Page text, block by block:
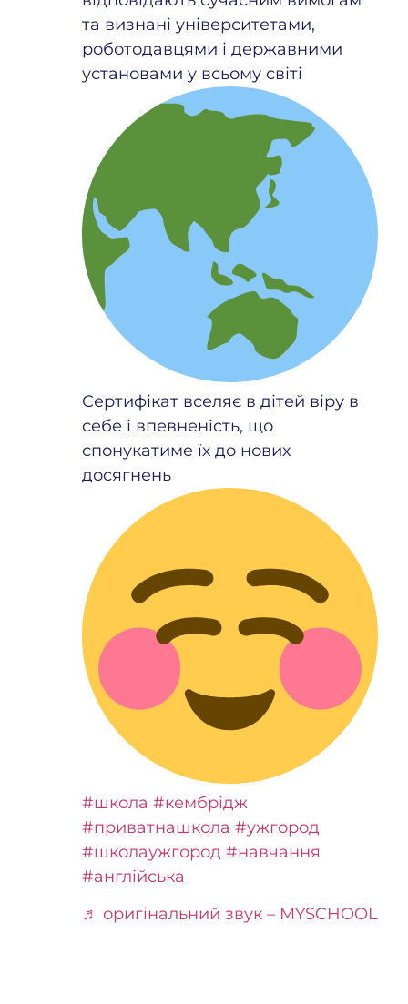
та визнані університетами,
роботодавцями і державними
установами у всьому світі
Сертифікат вселяє в дітей віру в
себе і впевненість, що
спонукатиме їх до нових
досягнень
#школа #кембрідж
#приватнашкола #ужгород
#школаужгород #навчання
#англійська
♬ оригінальний звук – MYSCHOOL